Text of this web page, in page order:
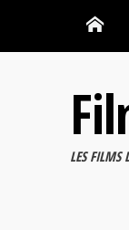
LES FILMS